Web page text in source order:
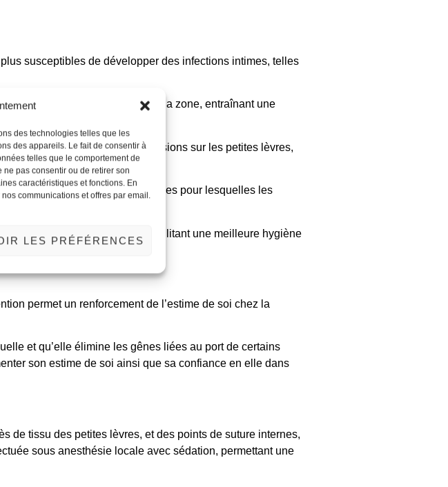
des technologies telles que les
des appareils. Le fait de consentir à
telles que le comportement de
pas consentir ou de retirer son
caractéristiques et fonctions. En
communications et offres par email.
LES PRÉFÉRENCES
susceptibles de développer des infections intimes, telles
compliquer le nettoyage de la zone, entraînant une
également causer des lésions sur les petites lèvres,
intimes.
principales raisons fonctionnelles pour lesquelles les
des petites lèvres, en facilitant une meilleure hygiène
permet un renforcement de l’estime de soi chez la
et qu’elle élimine les gênes liées au port de certains
son estime de soi ainsi que sa confiance en elle dans
de tissu des petites lèvres, et des points de suture internes,
sous anesthésie locale avec sédation, permettant une